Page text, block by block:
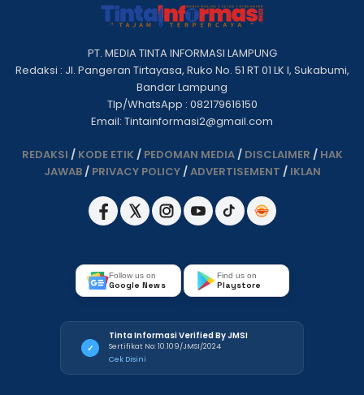
PT. MEDIA TINTA INFORMASI LAMPUNG
Redaksi : Jl. Pangeran Tirtayasa, Ruko No. 51 RT 01 LK I, Sukabumi,
Bandar Lampung
Tlp/WhatsApp : 082179616150
Email: Tintainformasi2@gmail.com
REDAKSI / KODE ETIK / PEDOMAN MEDIA/ DISCLAIMER / HAK
JAWAB/ PRIVACY POLICY/ADVERTISEMENT / IKLAN
Follow us on
Google News
Find us on
Playstore
✓
Tinta Informasi Verified By JMSI
Sertifikat No: 10.109/JMSI/2024
Cek Disini